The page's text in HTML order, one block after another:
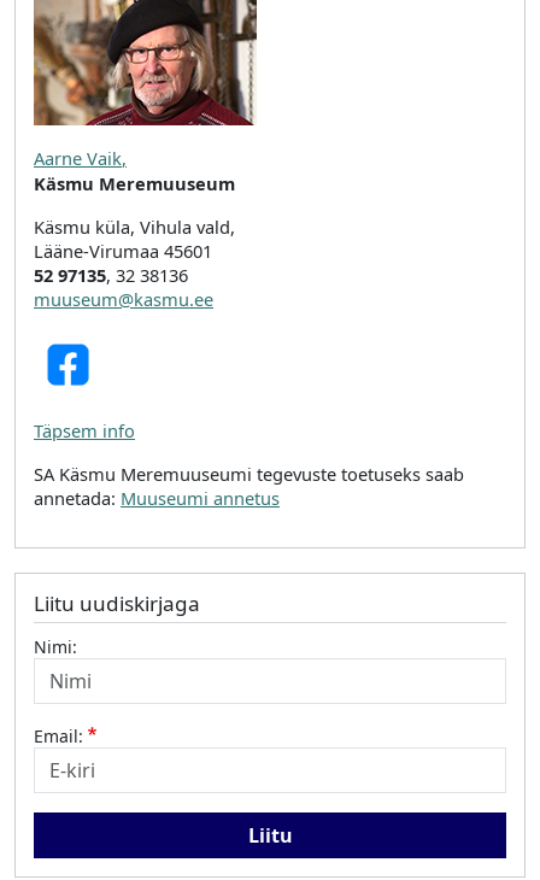
Aarne Vaik,
Käsmu Meremuuseum
Käsmu küla, Vihula vald,
Lääne-Virumaa 45601
52 97135, 32 38136
muuseum@kasmu.ee
Täpsem info
SA Käsmu Meremuuseumi tegevuste toetuseks saab
annetada: Muuseumi annetus
Liitu uudiskirjaga
Nimi:
Email: